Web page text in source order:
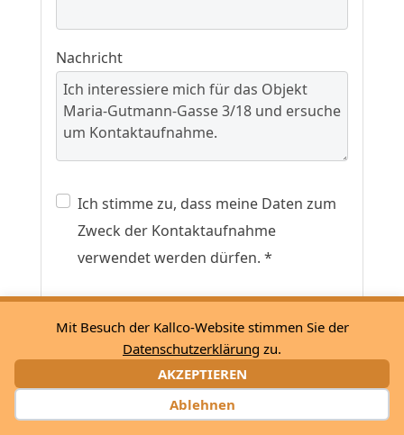
Mit Besuch der Kallco-Website stimmen Sie der
Datenschutzerklärung zu.
AKZEPTIEREN
Ablehnen
Nachricht
Ich stimme zu, dass meine Daten zum
Zweck der Kontaktaufnahme
verwendet werden dürfen. *
Pflichtfelder.
Infos anfordern